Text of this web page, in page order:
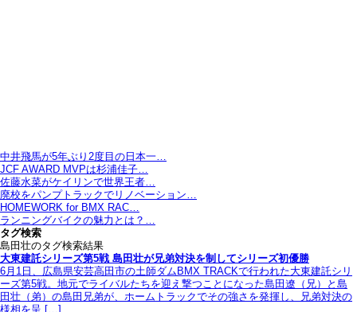
中井飛馬が5年ぶり2度目の日本一…
JCF AWARD MVPは杉浦佳子…
佐藤水菜がケイリンで世界王者…
廃校をパンプトラックでリノベーション…
HOMEWORK for BMX RAC…
ランニングバイクの魅力とは？…
タグ検索
島田壮のタグ検索結果
大東建託シリーズ第5戦 島田壮が兄弟対決を制してシリーズ初優勝
6月1日、広島県安芸高田市の土師ダムBMX TRACKで行われた大東建託シリ
ーズ第5戦。地元でライバルたちを迎え撃つことになった島田遼（兄）と島
田壮（弟）の島田兄弟が、ホームトラックでその強さを発揮し、兄弟対決の
様相を呈 […]